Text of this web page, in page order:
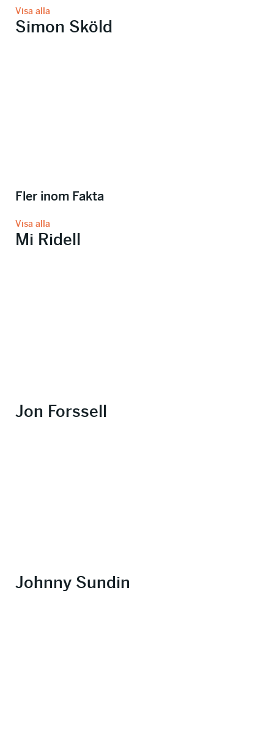
Visa alla
Simon Sköld
Fler inom Fakta
Visa alla
Mi Ridell
Jon Forssell
Johnny Sundin